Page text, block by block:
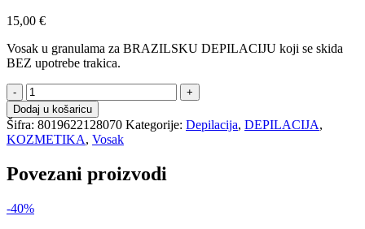
15,00 €
Vosak u granulama za BRAZILSKU DEPILACIJU koji se skida
BEZ upotrebe trakica.
DOLL
vosak
u
granulama
med
1000gr
Dodaj u košaricu
Šifra: 8019622128070 Kategorije: Depilacija, DEPILACIJA,
KOZMETIKA, Vosak
Povezani proizvodi
-40%